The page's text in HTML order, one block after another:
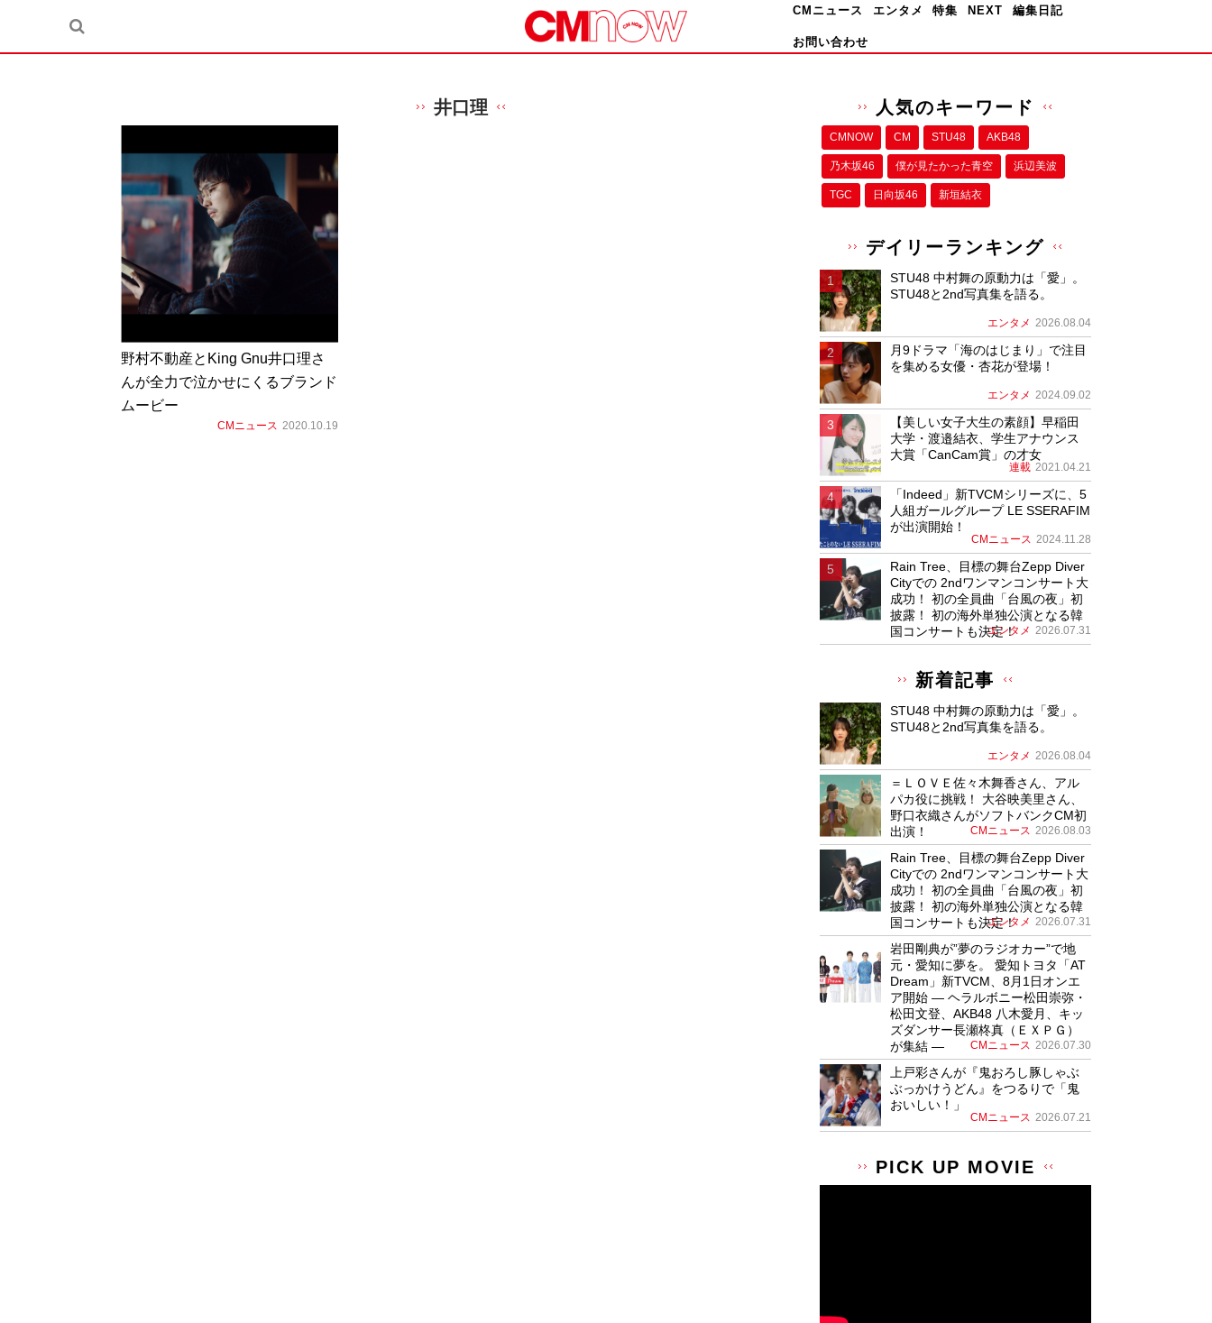
CMニュース エンタメ 特集 NEXT 編集日記
お問い合わせ
井口理
野村不動産とKing Gnu井口理さ
んが全力で泣かせにくるブランド
ムービー
CMニュース 2020.10.19
人気のキーワード
CMNOW CM STU48 AKB48
乃木坂46 僕が⾒たかった⻘空 浜辺美波
TGC 日向坂46 新垣結衣
デイリーランキング
STU48 中村舞の原動力は「愛」。
STU48と2nd写真集を語る。
エンタメ 2026.08.04
月9ドラマ「海のはじまり」で注目
を集める女優・杏花が登場！
エンタメ 2024.09.02
【美しい女子大生の素顔】早稲田
大学・渡邉結衣、学生アナウンス
大賞「CanCam賞」の才女
連載 2021.04.21
「Indeed」新TVCMシリーズに、5
人組ガールグループ LE SSERAFIM
が出演開始！
CMニュース 2024.11.28
Rain Tree、目標の舞台Zepp Diver
Cityでの 2ndワンマンコンサート大
成功！ 初の全員曲「台風の夜」初
披露！ 初の海外単独公演となる韓
国コンサートも決定！
エンタメ 2026.07.31
新着記事
STU48 中村舞の原動力は「愛」。
STU48と2nd写真集を語る。
エンタメ 2026.08.04
＝ＬＯＶＥ佐々木舞香さん、アル
パカ役に挑戦！ 大谷映美里さん、
野口衣織さんがソフトバンクCM初
出演！
CMニュース 2026.08.03
Rain Tree、目標の舞台Zepp Diver
Cityでの 2ndワンマンコンサート大
成功！ 初の全員曲「台風の夜」初
披露！ 初の海外単独公演となる韓
国コンサートも決定！
エンタメ 2026.07.31
岩田剛典が”夢のラジオカー”で地
元・愛知に夢を。 愛知トヨタ「AT
Dream」新TVCM、8月1日オンエ
ア開始 ― ヘラルボニー松田崇弥・
松田文登、AKB48 八木愛月、キッ
ズダンサー長瀬柊真（ＥＸＰＧ）
が集結 ―
CMニュース 2026.07.30
上戸彩さんが『鬼おろし豚しゃぶ
ぶっかけうどん』をつるりで「鬼
おいしい！」
CMニュース 2026.07.21
PICK UP MOVIE